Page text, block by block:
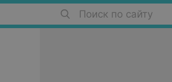
Поиск по сайту